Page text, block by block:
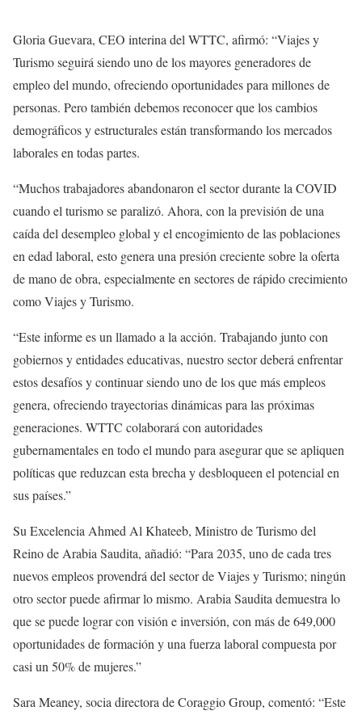
Gloria Guevara, CEO interina del WTTC, afirmó: “Viajes y
Turismo seguirá siendo uno de los mayores generadores de
empleo del mundo, ofreciendo oportunidades para millones de
personas. Pero también debemos reconocer que los cambios
demográficos y estructurales están transformando los mercados
laborales en todas partes.
“Muchos trabajadores abandonaron el sector durante la COVID
cuando el turismo se paralizó. Ahora, con la previsión de una
caída del desempleo global y el encogimiento de las poblaciones
en edad laboral, esto genera una presión creciente sobre la oferta
de mano de obra, especialmente en sectores de rápido crecimiento
como Viajes y Turismo.
“Este informe es un llamado a la acción. Trabajando junto con
gobiernos y entidades educativas, nuestro sector deberá enfrentar
estos desafíos y continuar siendo uno de los que más empleos
genera, ofreciendo trayectorias dinámicas para las próximas
generaciones. WTTC colaborará con autoridades
gubernamentales en todo el mundo para asegurar que se apliquen
políticas que reduzcan esta brecha y desbloqueen el potencial en
sus países.”
Su Excelencia Ahmed Al Khateeb, Ministro de Turismo del
Reino de Arabia Saudita, añadió: “Para 2035, uno de cada tres
nuevos empleos provendrá del sector de Viajes y Turismo; ningún
otro sector puede afirmar lo mismo. Arabia Saudita demuestra lo
que se puede lograr con visión e inversión, con más de 649,000
oportunidades de formación y una fuerza laboral compuesta por
casi un 50% de mujeres.”
Sara Meaney, socia directora de Coraggio Group, comentó: “Este